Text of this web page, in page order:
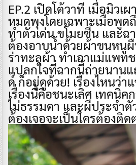
​EP.2 เปิดโต้วาที เมื่อมิวเ
หมดพุงโดยเฉพาะเมื่อพูด
ทำตัวเด่น ขโมยซีน และฉ
ต้องอาบน้ำด้วยผ้าขนหนูผื
ร่าทะลุผ้า ทำเอาแม่แพท
แปลกใจที่ฉากนี้ถ่ายนาน
ด์ ก็อยู่ดูด้วย! เรื่องไหนว่า
เรื่องนี้คือชนะเลิศ เทคนิค
ไม่ธรรมดา และผีประจำ
ต้องเจอจะเป็นใครต้องติด